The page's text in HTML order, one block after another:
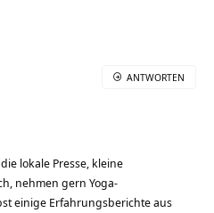
lokale Presse, kleine
nehmen gern Yoga-
einige Erfahrungsberichte aus
ANTWORTEN